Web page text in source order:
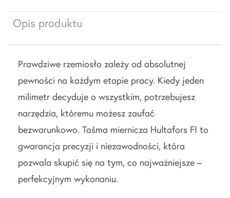
Opis produktu
Prawdziwe rzemiosło zależy od absolutnej
pewności na każdym etapie pracy. Kiedy jeden
milimetr decyduje o wszystkim, potrzebujesz
narzędzia, któremu możesz zaufać
bezwarunkowo. Taśma miernicza Hultafors FI to
gwarancja precyzji i niezawodności, która
pozwala skupić się na tym, co najważniejsze –
perfekcyjnym wykonaniu.